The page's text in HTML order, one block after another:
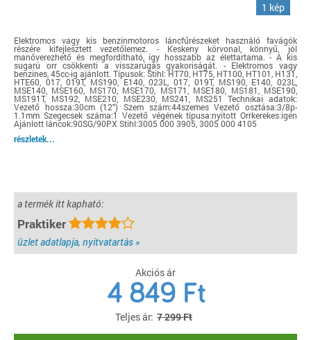
1 kép
Elektromos vagy kis benzinmotoros láncfűrészeket használó favágók
részére kifejlesztett vezetőlemez. - Keskeny körvonal, könnyű, jól
manőverezhető és megfordítható, így hosszabb az élettartama. - A kis
sugarú orr csökkenti a visszarúgás gyakoriságát. - Elektromos vagy
benzines, 45cc-ig ajánlott. Típusok: Stihl: HT70, HT75, HT100, HT101, H131,
HTE60, 017, 019T, MS190, E140, 023L, 017, 019T, MS190, E140, 023L,
MSE140, MSE160, MS170, MSE170, MS171, MSE180, MS181, MSE190,
MS191T, MS192, MSE210, MSE230, MS241, MS251 Technikai adatok:
Vezető hossza:30cm (12") Szem szám:44szemes Vezető osztása:3/8p-
1.1mm Szegecsek száma:1 Vezető végének típusa:nyitott Orrkerekes:igen
Ajánlott láncok:90SG/90PX Stihl:3005 000 3905, 3005 000 4105
részletek...
a termék itt kapható:
Praktiker
üzlet adatlapja, nyitvatartás »
Akciós ár
4 849 Ft
Teljes ár: 7 299 Ft